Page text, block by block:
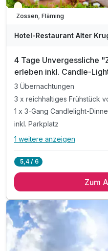
Teilweise ausgelastet
Zossen, Fläming
Hotel-Restaurant Alter
4 Tage Unvergessliche "Zeit zu Zweit" im Fläming
erleben inkl. Candle-
3 Übernachtungen
3 x reichhaltiges Frühstück
1 x 3-Gang Candlelight-
inkl. Parkplatz
Alle Inklusivleistungen
3 x reichhaltiges Frühstück
inkl. Parkplatz
inkl. W-LAN
1 weitere anzeigen
5,4 / 6
Zum